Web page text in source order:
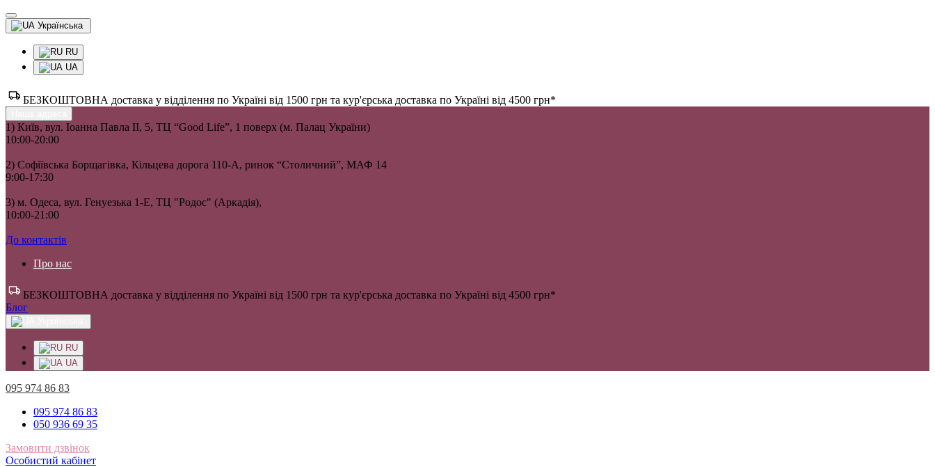
Українська
RU
UA
БЕЗКОШТОВНА доставка у відділення по Україні від 1500 грн та кур'єрська доставка по Україні від 4500 грн*
1) Київ, вул. Іоанна Павла II, 5, ТЦ “Good Life”, 1 поверх (м. Палац України)
10:00-20:00
2) Софіївська Борщагівка, Кільцева дорога 110-А, ринок “Столичний”, МАФ 14
9:00-17:30
3) м. Одеса, вул. Генуезька 1-Е, ТЦ "Родос" (Аркадія),
10:00-21:00
До контактів
Про нас
БЕЗКОШТОВНА доставка у відділення по Україні від 1500 грн та кур'єрська доставка по Україні від 4500 грн*
Блог
RU
UA
095 974 86 83
095 974 86 83
050 936 69 35
Замовити дзвінок
Особистий кабінет